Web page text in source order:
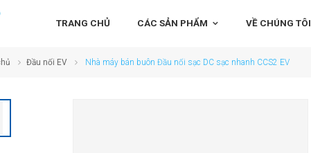
TRANG CHỦ CÁC SẢN PHẨM VỀ CHÚNG TÔI
Đầu nối EV Nhà máy bán buôn Đầu nối sạc DC sạc nhanh CCS2 EV